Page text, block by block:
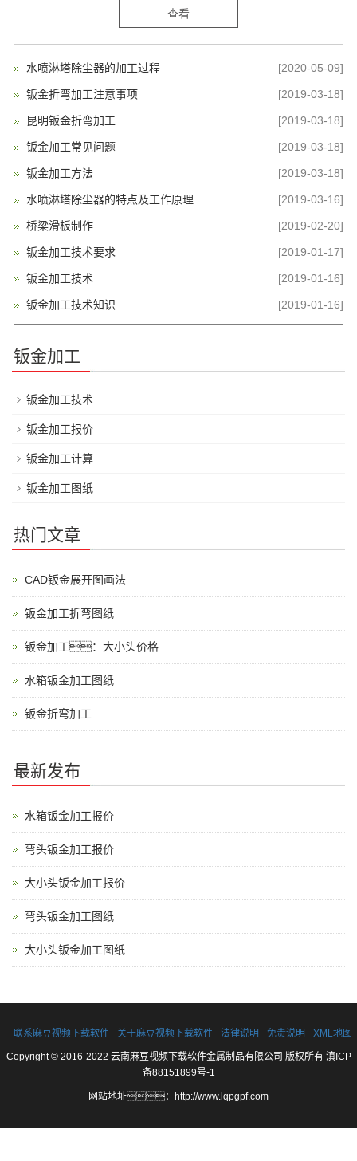
查看
水喷淋塔除尘器的加工过程 [2020-05-09]
钣金折弯加工注意事项 [2019-03-18]
昆明钣金折弯加工 [2019-03-18]
钣金加工常见问题 [2019-03-18]
钣金加工方法 [2019-03-18]
水喷淋塔除尘器的特点及工作原理 [2019-03-16]
桥梁滑板制作 [2019-02-20]
钣金加工技术要求 [2019-01-17]
钣金加工技术 [2019-01-16]
钣金加工技术知识 [2019-01-16]
钣金加工
钣金加工技术
钣金加工报价
钣金加工计算
钣金加工图纸
热门文章
CAD钣金展开图画法
钣金加工折弯图纸
钣金加工：大小头价格
水箱钣金加工图纸
钣金折弯加工
最新发布
水箱钣金加工报价
弯头钣金加工报价
大小头钣金加工报价
弯头钣金加工图纸
大小头钣金加工图纸
联系麻豆视频下载软件 关于麻豆视频下载软件 法律说明 免责说明 XML地图
Copyright © 2016-2022 云南麻豆视频下载软件金属制品有限公司 版权所有 滇ICP
备88151899号-1
网站地址： http://www.lqpgpf.com